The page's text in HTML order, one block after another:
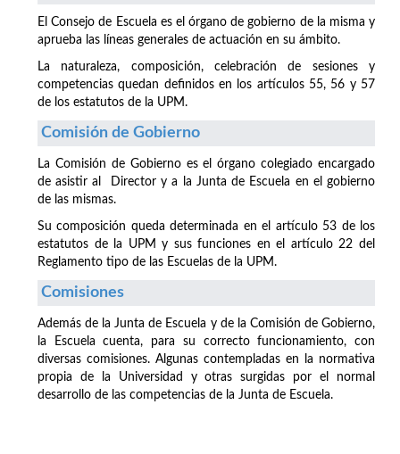
El Consejo de Escuela es el órgano de gobierno de la misma y
aprueba las líneas generales de actuación en su ámbito.
La naturaleza, composición, celebración de sesiones y
competencias quedan definidos en los artículos 55, 56 y 57
de los estatutos de la UPM.
Comisión de Gobierno
La Comisión de Gobierno es el órgano colegiado encargado
de asistir al Director y a la Junta de Escuela en el gobierno
de las mismas.
Su composición queda determinada en el artículo 53 de los
estatutos de la UPM y sus funciones en el artículo 22 del
Reglamento tipo de las Escuelas de la UPM.
Comisiones
Además de la Junta de Escuela y de la Comisión de Gobierno,
la Escuela cuenta, para su correcto funcionamiento, con
diversas comisiones. Algunas contempladas en la normativa
propia de la Universidad y otras surgidas por el normal
desarrollo de las competencias de la Junta de Escuela.